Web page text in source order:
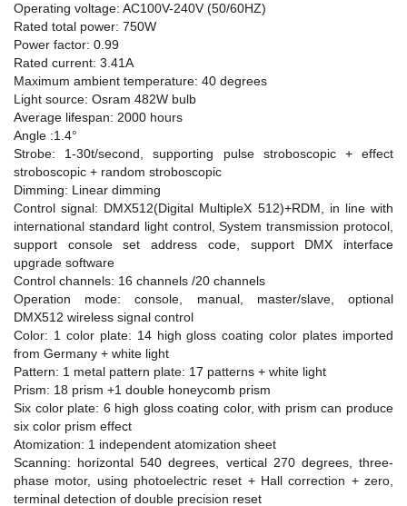
Operating voltage: AC100V-240V (50/60HZ)
Rated total power: 750W
Power factor: 0.99
Rated current: 3.41A
Maximum ambient temperature: 40 degrees
Light source: Osram 482W bulb
Average lifespan: 2000 hours
Angle :1.4°
Strobe: 1-30t/second, supporting pulse stroboscopic + effect
stroboscopic + random stroboscopic
Dimming: Linear dimming
Control signal: DMX512(Digital MultipleX 512)+RDM, in line with
international standard light control, System transmission protocol,
support console set address code, support DMX interface
upgrade software
Control channels: 16 channels /20 channels
Operation mode: console, manual, master/slave, optional
DMX512 wireless signal control
Color: 1 color plate: 14 high gloss coating color plates imported
from Germany + white light
Pattern: 1 metal pattern plate: 17 patterns + white light
Prism: 18 prism +1 double honeycomb prism
Six color plate: 6 high gloss coating color, with prism can produce
six color prism effect
Atomization: 1 independent atomization sheet
Scanning: horizontal 540 degrees, vertical 270 degrees, three-
phase motor, using photoelectric reset + Hall correction + zero,
terminal detection of double precision reset